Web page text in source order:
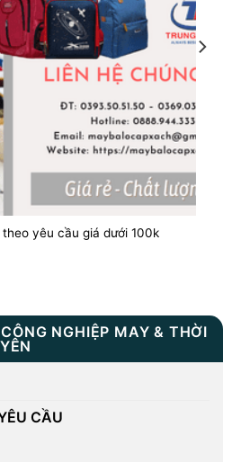
NGHIỆP MAY & THỜI
CẦU
yêu cầu giá dưới 100k